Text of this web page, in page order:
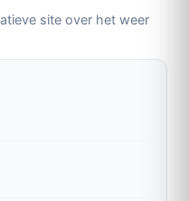
site over het weer